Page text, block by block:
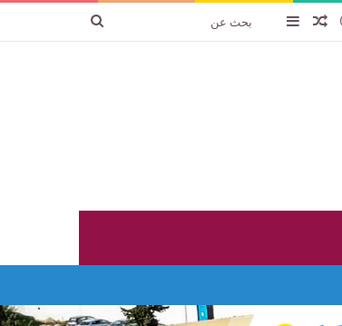
تسجيل الدخول
عنصر عشوائي
إضافة عمود جانبي
بحث